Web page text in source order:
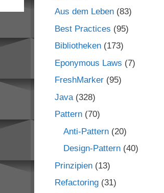
Aus dem Leben (83)
Best Practices (95)
Bibliotheken (173)
Eponymous Laws (7)
FreshMarker (95)
Java (328)
Pattern (70)
Anti-Pattern (20)
Design-Pattern (40)
Prinzipien (13)
Refactoring (31)